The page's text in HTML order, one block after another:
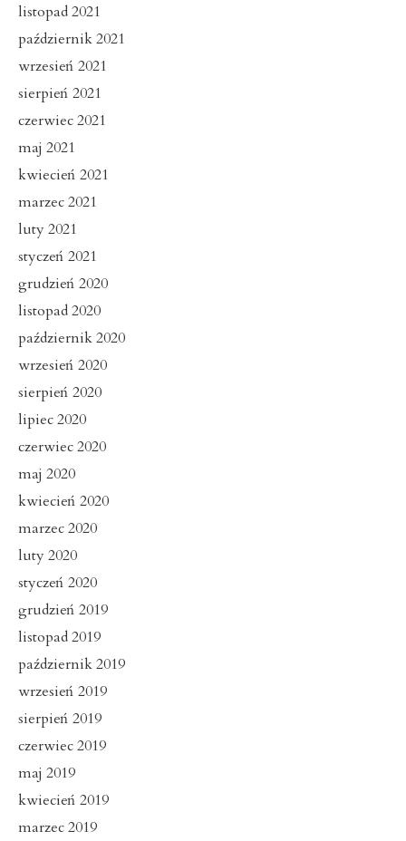
listopad 2021
październik 2021
wrzesień 2021
sierpień 2021
czerwiec 2021
maj 2021
kwiecień 2021
marzec 2021
luty 2021
styczeń 2021
grudzień 2020
listopad 2020
październik 2020
wrzesień 2020
sierpień 2020
lipiec 2020
czerwiec 2020
maj 2020
kwiecień 2020
marzec 2020
luty 2020
styczeń 2020
grudzień 2019
listopad 2019
październik 2019
wrzesień 2019
sierpień 2019
czerwiec 2019
maj 2019
kwiecień 2019
marzec 2019